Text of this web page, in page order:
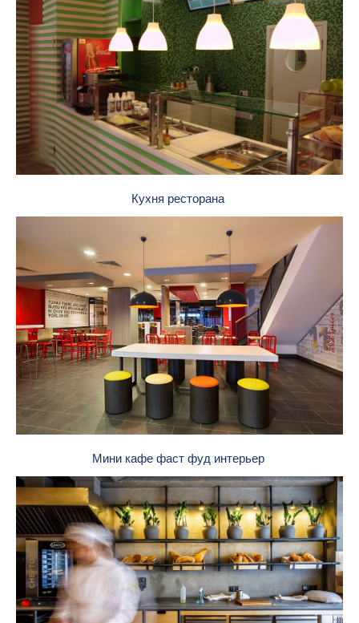
Кухня ресторана
Мини кафе фаст фуд интерьер